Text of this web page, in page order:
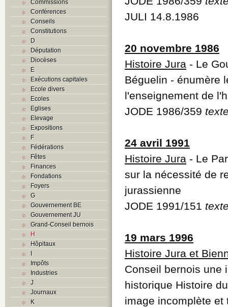
Commissions
Conférences
Conseils
Constitutions
D
Députation
Diocèses
E
Exécutions capitales
Ecole divers
Ecoles
Eglises
Elevage
Expositions
F
Fédérations
Fêtes
Finances
Fondations
Foyers
G
Gouvernement BE
Gouvernement JU
Grand-Conseil bernois
H
Hôpitaux
I
Impôts
Industries
J
Journaux
K
JULI 14.8.1986
20 novembre 1986
Histoire Jura - Le
Béguelin - énumère
l'enseignement de
JODE 1986/359
24 avril 1991
Histoire Jura - Le
sur la nécessité de
jurassienne
JODE 1991/151
19 mars 1996
Histoire Jura et
Conseil bernois une
historique Histoire
image incomplète et